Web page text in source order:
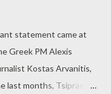
του χρέους μας,
πλεόνασμα κι ένας
βελτιστοποίηση της
δημοσιεύει εκτενή
statement came at
Greek PM Alexis
Kostas Arvanitis,
last months, Tsipras